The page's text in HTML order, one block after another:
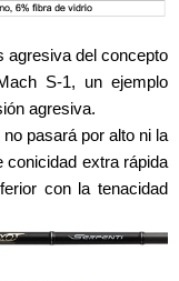
agresiva del concepto
S-1, un ejemplo
agresiva.
pasará por alto ni la
extra rápida
con la tenacidad